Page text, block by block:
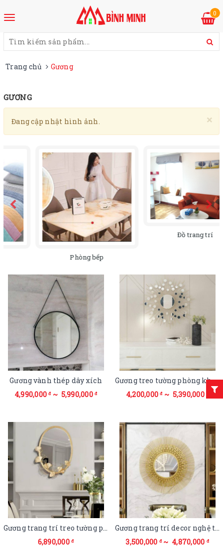
0
Trang chủ Gương
GƯƠNG
×
Đang cập nhật hình ảnh.
Phòng bếp
Đồ trang trí
Gương vành thép dây xích
4,990,000đ ~ 5,990,000 đ
Gương treo tường phòng khách nghệ thuật Hà Nội
4,200,000đ ~ 5,390,000
Gương trang trí treo tường phòng khách
6,890,000đ
Gương trang trí decor nghệ thuật Hà Nội
3,500,000 đ ~ 4,870,000 đ